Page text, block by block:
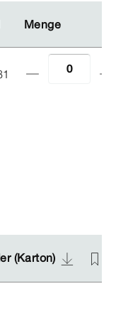
Menge
Menge
(Karton)
(Karton)